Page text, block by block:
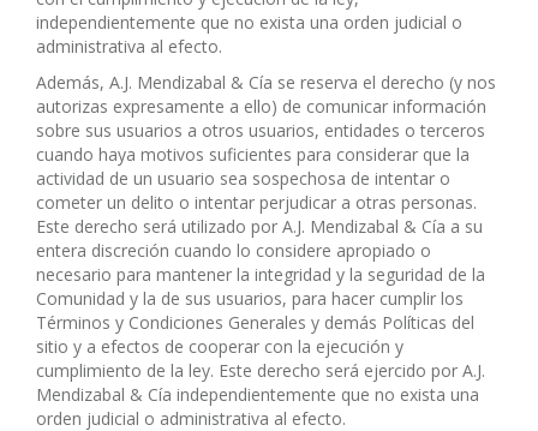
independientemente que no exista una orden judicial o
administrativa al efecto.
Además, A.J. Mendizabal & Cía se reserva el derecho (y nos
autorizas expresamente a ello) de comunicar información
sobre sus usuarios a otros usuarios, entidades o terceros
cuando haya motivos suficientes para considerar que la
actividad de un usuario sea sospechosa de intentar o
cometer un delito o intentar perjudicar a otras personas.
Este derecho será utilizado por A.J. Mendizabal & Cía a su
entera discreción cuando lo considere apropiado o
necesario para mantener la integridad y la seguridad de la
Comunidad y la de sus usuarios, para hacer cumplir los
Términos y Condiciones Generales y demás Políticas del
sitio y a efectos de cooperar con la ejecución y
cumplimiento de la ley. Este derecho será ejercido por A.J.
Mendizabal & Cía independientemente que no exista una
orden judicial o administrativa al efecto.